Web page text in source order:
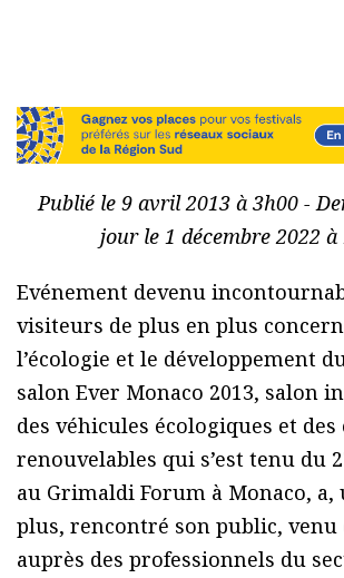
Publié le 9 avril 2013 à 3h00 -
jour le 1 décembre 2022 à
Evénement devenu
visiteurs de plus en plus
l’écologie et le développement
salon Ever Monaco 2013, salon
des véhicules écologiques et des
renouvelables qui s’est tenu du
au Grimaldi Forum à Monaco, a,
plus, rencontré son public,
auprès des professionnels du